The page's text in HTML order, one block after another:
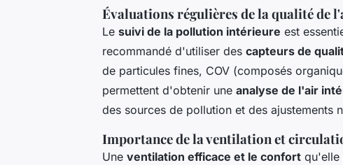
Évaluations régulières de la qualité de
Le suivi de la pollution intérieure est
recommandé d'utiliser des capteurs de
de particules fines, COV (composés
permettent d'obtenir une analyse de l'air
des sources de pollution et des ajustements
Importance de la ventilation et
Une ventilation efficace et le confort qu'elle